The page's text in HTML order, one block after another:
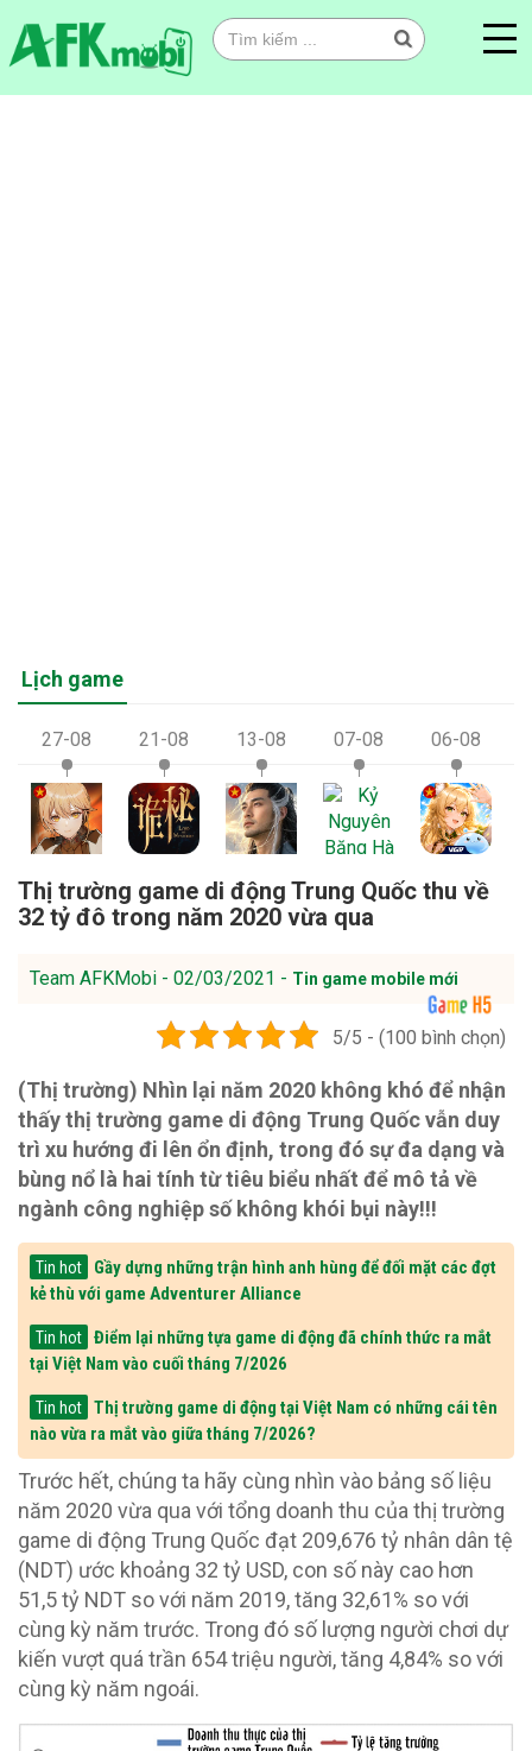
Lịch game
27-08 21-08 13-08 07-08 06-08
Thị trường game di động Trung Quốc thu về
32 tỷ đô trong năm 2020 vừa qua
Team AFKMobi - 02/03/2021 - Tin game mobile mới
5/5 - (100 bình chọn)
(Thị trường) Nhìn lại năm 2020 không khó để nhận
thấy thị trường game di động Trung Quốc vẫn duy
trì xu hướng đi lên ổn định, trong đó sự đa dạng và
bùng nổ là hai tính từ tiêu biểu nhất để mô tả về
ngành công nghiệp số không khói bụi này!!!
Tin hot
Gầy dựng những trận hình anh hùng để đối mặt các đợt
kẻ thù với game Adventurer Alliance
Tin hot
Điểm lại những tựa game di động đã chính thức ra mắt
tại Việt Nam vào cuối tháng 7/2026
Tin hot
Thị trường game di động tại Việt Nam có những cái tên
nào vừa ra mắt vào giữa tháng 7/2026?
Trước hết, chúng ta hãy cùng nhìn vào bảng số liệu
năm 2020 vừa qua với tổng doanh thu của thị trường
game di động Trung Quốc đạt 209,676 tỷ nhân dân tệ
(NDT) ước khoảng 32 tỷ USD, con số này cao hơn
51,5 tỷ NDT so với năm 2019, tăng 32,61% so với
cùng kỳ năm trước. Trong đó số lượng người chơi dự
kiến vượt quá trần 654 triệu người, tăng 4,84% so với
cùng kỳ năm ngoái.